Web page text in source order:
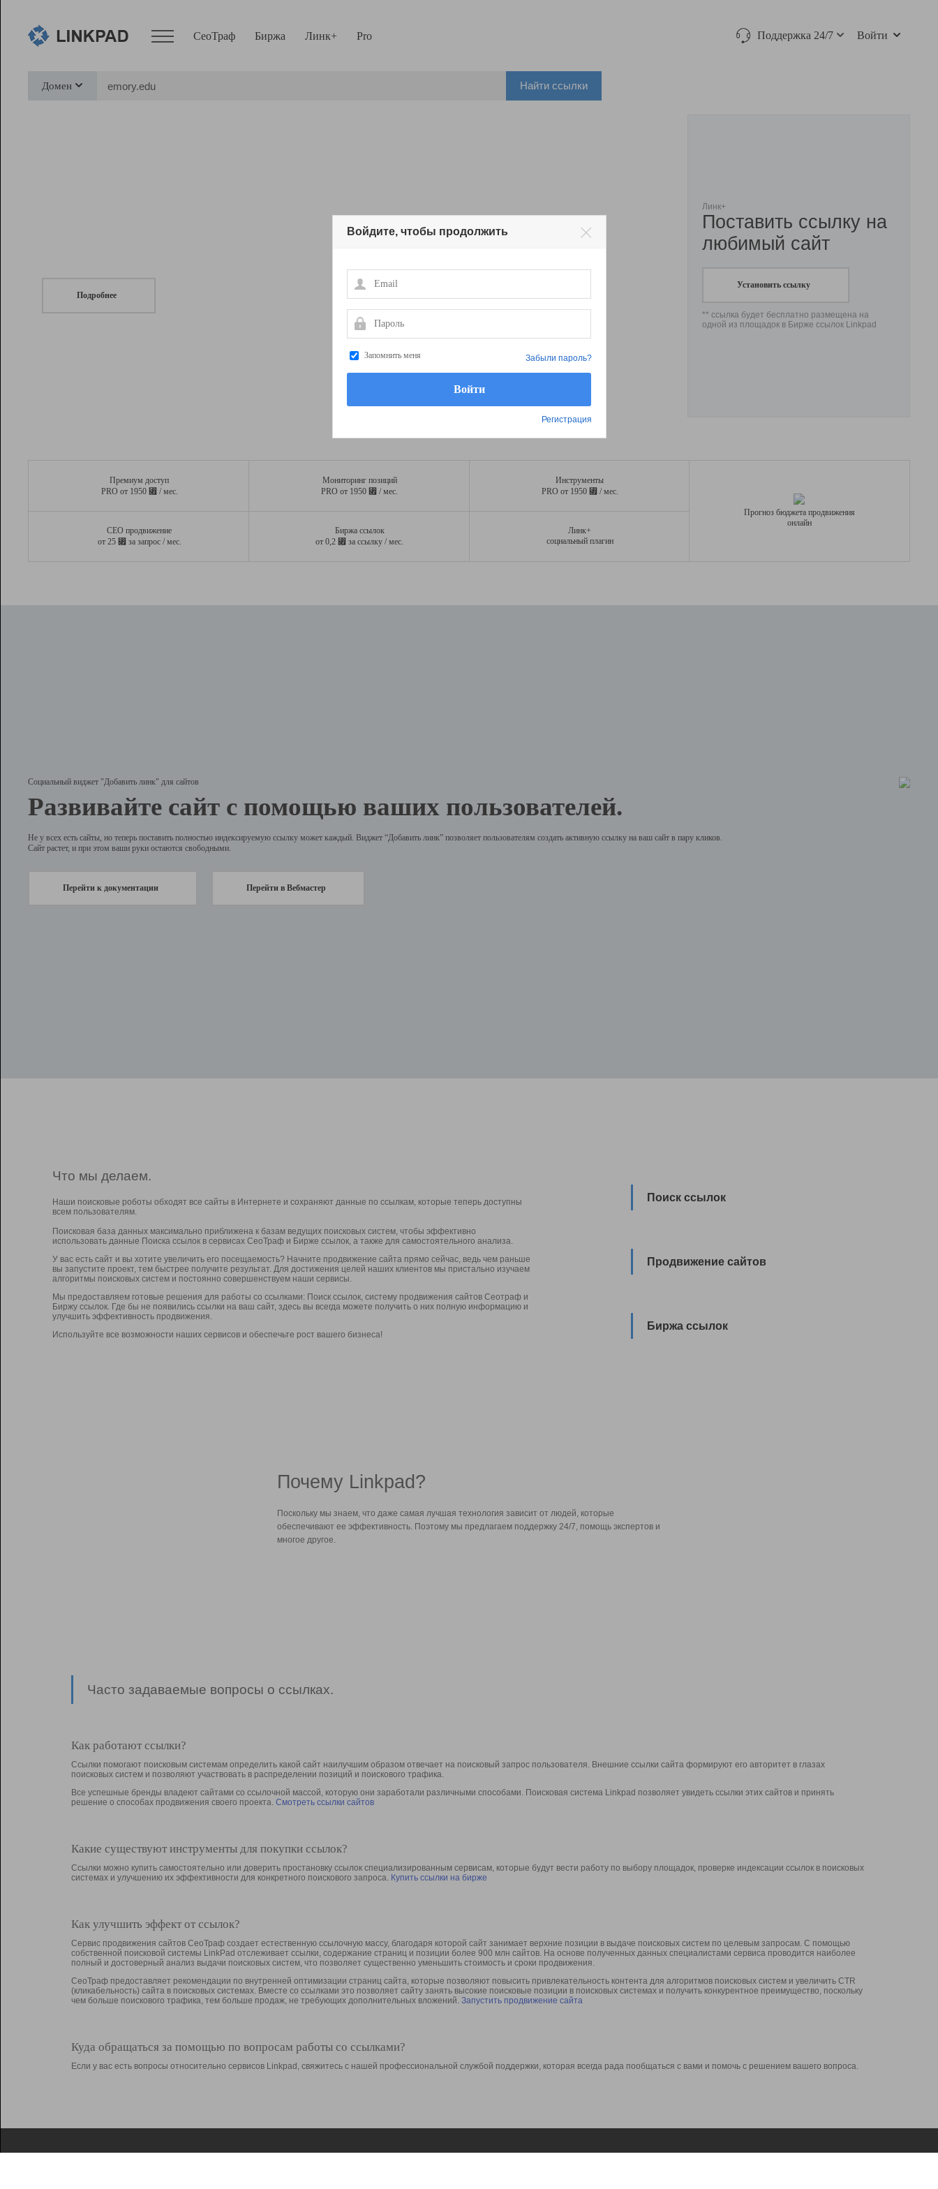
СеоТраф Биржа Линк+ Pro Поддержка 24/7 Войти
Домен Найти ссылки
Подробнее
Линк+
Поставить ссылку на
любимый сайт
Установить ссылку
** ссылка будет бесплатно размещена на
одной из площадок в Бирже ссылок Linkpad
Премиум доступ
PRO от 1950 ⃏ / мес.
Мониторинг позиций
PRO от 1950 ⃏ / мес.
Инструменты
PRO от 1950 ⃏ / мес.
СЕО продвижение
от 25 ⃏ за запрос / мес.
Биржа ссылок
от 0,2 ⃏ за ссылку / мес.
Линк+
социальный плагин
Прогноз бюджета продвижения
онлайн
Социальный виджет "Добавить линк" для сайтов
Развивайте сайт с помощью ваших пользователей.
Не у всех есть сайты, но теперь поставить полностью индексируемую ссылку может каждый. Виджет “Добавить линк” позволяет пользователям создать активную ссылку на ваш сайт в пару кликов.
Сайт растет, и при этом ваши руки остаются свободными.
Перейти к документации Перейти в Вебмастер
Что мы делаем.
Наши поисковые роботы обходят все сайты в Интернете и сохраняют данные по ссылкам, которые теперь доступны
всем пользователям.
Поисковая база данных максимально приближена к базам ведущих поисковых систем, чтобы эффективно
использовать данные Поиска ссылок в сервисах СеоТраф и Бирже ссылок, а также для самостоятельного анализа.
У вас есть сайт и вы хотите увеличить его посещаемость? Начните продвижение сайта прямо сейчас, ведь чем раньше
вы запустите проект, тем быстрее получите результат. Для достижения целей наших клиентов мы пристально изучаем
алгоритмы поисковых систем и постоянно совершенствуем наши сервисы.
Мы предоставляем готовые решения для работы со ссылками: Поиск ссылок, систему продвижения сайтов Сеотраф и
Биржу ссылок. Где бы не появились ссылки на ваш сайт, здесь вы всегда можете получить о них полную информацию и
улучшить эффективность продвижения.
Используйте все возможности наших сервисов и обеспечьте рост вашего бизнеса!
Поиск ссылок
Продвижение сайтов
Биржа ссылок
Почему Linkpad?
Поскольку мы знаем, что даже самая лучшая технология зависит от людей, которые
обеспечивают ее эффективность. Поэтому мы предлагаем поддержку 24/7, помощь экспертов и
многое другое.
Часто задаваемые вопросы о ссылках.
Как работают ссылки?
Ссылки помогают поисковым системам определить какой сайт наилучшим образом отвечает на поисковый запрос пользователя. Внешние ссылки сайта формируют его авторитет в глазах
поисковых систем и позволяют участвовать в раcпределении позиций и поискового трафика.
Все успешные бренды владеют сайтами со ссылочной массой, которую они заработали различными способами. Поисковая система Linkpad позволяет увидеть ссылки этих сайтов и принять
решение о способах продвижения своего проекта. Смотреть ссылки сайтов
Какие существуют инструменты для покупки ссылок?
Ссылки можно купить самостоятельно или доверить простановку ссылок специализированным сервисам, которые будут вести работу по выбору площадок, проверке индексации ссылок в поисковых
системах и улучшению их эффективности для конкретного поискового запроса. Купить ссылки на бирже
Как улучшить эффект от ссылок?
Сервис продвижения сайтов СеоТраф создает естественную ссылочную массу, благодаря которой сайт занимает верхние позиции в выдаче поисковых систем по целевым запросам. С помощью
собственной поисковой системы LinkPad отслеживает ссылки, содержание страниц и позиции более 900 млн сайтов. На основе полученных данных специалистами сервиса проводится наиболее
полный и достоверный анализ выдачи поисковых систем, что позволяет существенно уменьшить стоимость и сроки продвижения.
СеоТраф предоставляет рекомендации по внутренней оптимизации страниц сайта, которые позволяют повысить привлекательность контента для алгоритмов поисковых систем и увеличить CTR
(кликабельность) сайта в поисковых системах. Вместе со ссылками это позволяет сайту занять высокие поисковые позиции в поисковых системах и получить конкурентное преимущество, поскольку
чем больше поискового трафика, тем больше продаж, не требующих дополнительных вложений. Запустить продвижение сайта
Куда обращаться за помощью по вопросам работы со ссылками?
Если у вас есть вопросы относительно сервисов Linkpad, свяжитесь с нашей профессиональной службой поддержки, которая всегда рада пообщаться с вами и помочь с решением вашего вопроса.
Войдите, чтобы продолжить
Email
Пароль
Запомнить меня
Регистрация
Забыли пароль?